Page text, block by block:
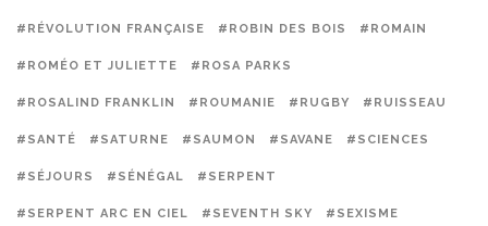
#RÉVOLUTION FRANÇAISE #ROBIN DES BOIS #ROMAIN
#ROMÉO ET JULIETTE #ROSA PARKS
#ROSALIND FRANKLIN #ROUMANIE #RUGBY #RUISSEAU
#SANTÉ #SATURNE #SAUMON #SAVANE #SCIENCES
#SÉJOURS #SÉNÉGAL #SERPENT
#SERPENT ARC EN CIEL #SEVENTH SKY #SEXISME